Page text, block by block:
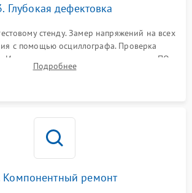
Глубокая дефектовка
стенду. Замер напряжений на всех
с помощью осциллографа. Проверка
Использование специализированного ПО
MATS
Подробнее
Компонентный ремонт